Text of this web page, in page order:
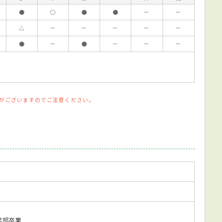
● ○ ● ● －
－
△ － － － －
－
● － ● － －
－
ざいますのでご注意ください。
卒業